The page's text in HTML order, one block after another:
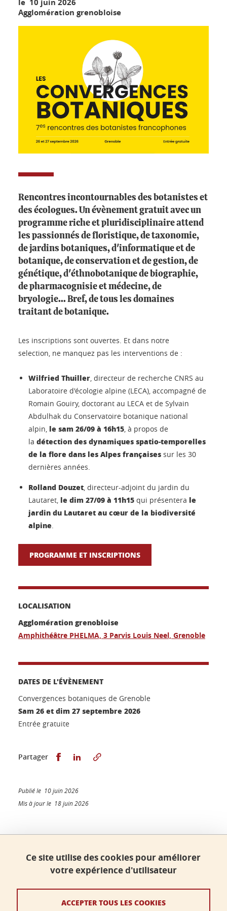
le 10 juin 2026
Agglomération grenobloise
Rencontres incontournables des botanistes et
des écologues. Un évènement gratuit avec un
programme riche et pluridisciplinaire attend
les passionnés de floristique, de taxonomie,
de jardins botaniques, d'informatique et de
botanique, de conservation et de gestion, de
génétique, d'éthnobotanique de biographie,
de pharmacognisie et médecine, de
bryologie... Bref, de tous les domaines
traitant de botanique.
Les inscriptions sont ouvertes. Et dans notre
selection, ne manquez pas les interventions de :
Wilfried Thuiller , directeur de recherche CNRS au
Laboratoire d'écologie alpine (LECA), accompagné de
Romain Gouiry, doctorant au LECA et de Sylvain
Abdulhak du Conservatoire botanique national
alpin, le sam 26/09 à 16h15 , à propos de
la détection des dynamiques spatio-temporelles
de la flore dans les Alpes françaises sur les 30
dernières années.
Rolland Douzet , directeur-adjoint du jardin du
Lautaret, le dim 27/09 à 11h15 qui présentera le
jardin du Lautaret au cœur de la biodiversité
alpine
PROGRAMME ET INSCRIPTIONS
LOCALISATION
Agglomération grenobloise
Amphithéâtre PHELMA, 3 Parvis Louis Neel, Grenoble
DATES DE L'ÉVÈNEMENT
Convergences botaniques de Grenoble
Sam 26 et dim 27 septembre 2026
Entrée gratuite
Partager Partager sur Facebook
Partager sur LinkedIn
Publié le 10 juin 2026
Mis à jour le 18 juin 2026
Faculté de sciences, Université Grenoble Alpes
230 rue de la Physique
faculte-sciences@univ-grenoble-alpes.fr
Ce site utilise des cookies pour améliorer
votre expérience d'utilisateur
ACCEPTER TOUS LES COOKIES